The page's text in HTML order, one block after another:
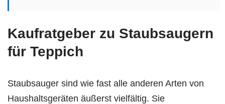
Kaufratgeber zu Staubsaugern
für Teppich
Staubsauger sind wie fast alle anderen Arten von
Haushaltsgeräten äußerst vielfältig. Sie